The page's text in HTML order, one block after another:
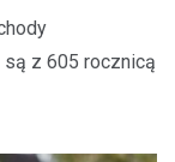
z 605 rocznicą